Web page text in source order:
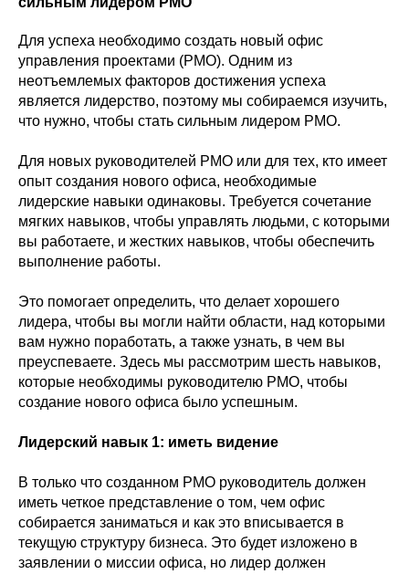
Для успеха необходимо создать новый офис
управления проектами (PMO). Одним из
неотъемлемых факторов достижения успеха
является лидерство, поэтому мы собираемся изучить,
что нужно, чтобы стать сильным лидером PMO.
Для новых руководителей PMO или для тех, кто имеет
опыт создания нового офиса, необходимые
лидерские навыки одинаковы. Требуется сочетание
мягких навыков, чтобы управлять людьми, с которыми
вы работаете, и жестких навыков, чтобы обеспечить
выполнение работы.
Это помогает определить, что делает хорошего
лидера, чтобы вы могли найти области, над которыми
вам нужно поработать, а также узнать, в чем вы
преуспеваете. Здесь мы рассмотрим шесть навыков,
которые необходимы руководителю PMO, чтобы
создание нового офиса было успешным.
Лидерский навык 1: иметь видение
В только что созданном PMO руководитель должен
иметь четкое представление о том, чем офис
собирается заниматься и как это вписывается в
текущую структуру бизнеса. Это будет изложено в
заявлении о миссии офиса, но лидер должен